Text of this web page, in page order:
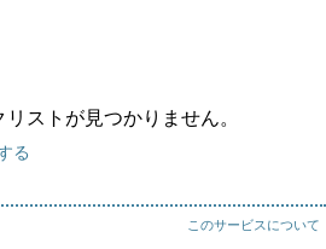
ストが見つかりません。
る
このサービスについて